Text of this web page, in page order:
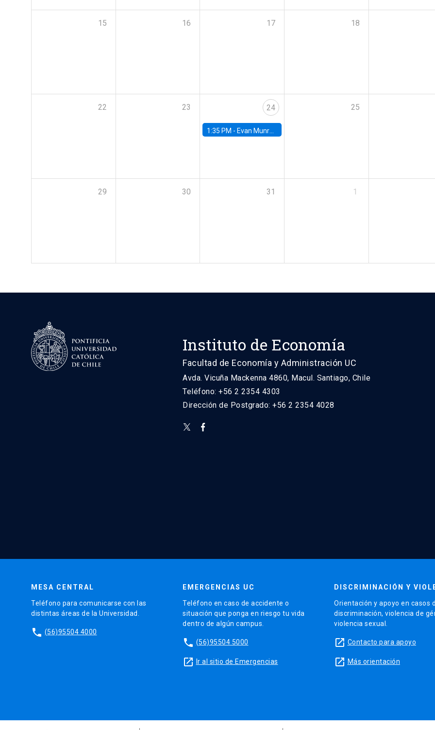
15 16 17 18
22 23 24
1:35 PM - Evan Munro, Neyman Visiting Assistant Professor in the Department of Statistics at UC Berkeley
25
29 30 31 1
Instituto de Economía
Facultad de Economía y Administración UC
Avda. Vicuña Mackenna 4860, Macul. Santiago, Chile
Teléfono: +56 2 2354 4303
Dirección de Postgrado: +56 2 2354 4028
MESA CENTRAL
Teléfono para comunicarse con las
distintas áreas de la Universidad.
phone (56)95504 4000
EMERGENCIAS UC
Teléfono en caso de accidente o
situación que ponga en riesgo tu vida
dentro de algún campus.
phone (56)95504 5000
launch Ir al sitio de Emergencias
DISCRIMINACIÓN Y
Orientación y apoyo en casos
discriminación, violencia de
violencia sexual.
launch Contacto para apoyo
launch Más orientación